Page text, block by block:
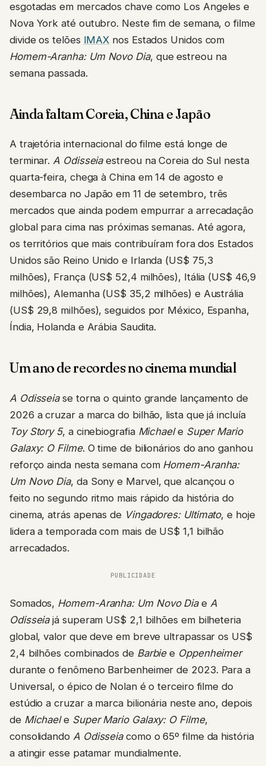
esgotadas em mercados chave como Los Angeles e
Nova York até outubro. Neste fim de semana, o filme
divide os telões IMAX nos Estados Unidos com
Homem-Aranha: Um Novo Dia, que estreou na
semana passada.
Ainda faltam Coreia, China e Japão
A trajetória internacional do filme está longe de
terminar.A Odisseiaestreou na Coreia do Sul nesta
quarta-feira, chega à China em 14 de agosto e
desembarca no Japão em 11 de setembro, três
mercados que ainda podem empurrar a arrecadação
global para cima nas próximas semanas. Até agora,
os territórios que mais contribuíram fora dos Estados
Unidos são Reino Unido e Irlanda (US$ 75,3
milhões), França (US$ 52,4 milhões), Itália (US$ 46,9
milhões), Alemanha (US$ 35,2 milhões) e Austrália
(US$ 29,8 milhões), seguidos por México, Espanha,
Índia, Holanda e Arábia Saudita.
Um ano de recordes no cinema mundial
A Odisseiase torna o quinto grande lançamento de
2026 a cruzar a marca do bilhão, lista que já incluía
Toy Story 5, a cinebiografia Michaele Super Mario
Galaxy: O Filme. O time de bilionários do ano ganhou
reforço ainda nesta semana com Homem-Aranha:
Um Novo Dia, da Sony e Marvel, que alcançou o
feito no segundo ritmo mais rápido da história do
cinema, atrás apenas de Vingadores: Ultimato, e hoje
lidera a temporada com mais de US$ 1,1 bilhão
arrecadados.
PUBLICIDADE
Somados, Homem-Aranha: Um Novo Diae A
Odisseiajá superam US$ 2,1 bilhões em bilheteria
global, valor que deve em breve ultrapassar os US$
2,4 bilhões combinados de Barbiee Oppenheimer
durante o fenômeno Barbenheimer de 2023. Para a
Universal, o épico de Nolan é o terceiro filme do
estúdio a cruzar a marca bilionária neste ano, depois
de Michaele Super Mario Galaxy: O Filme,
consolidando A Odisseiacomo o 65º filme da história
a atingir esse patamar mundialmente.